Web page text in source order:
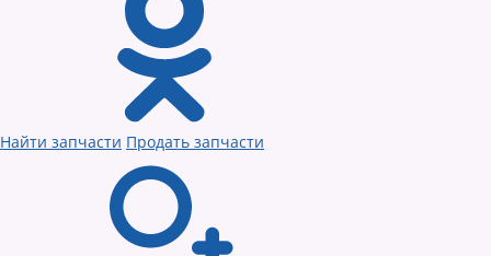
Найти запчасти Продать запчасти